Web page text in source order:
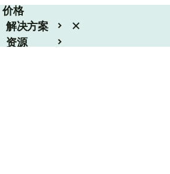
价格
解决方案
资源